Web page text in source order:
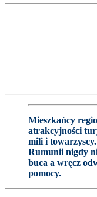
Mieszkańcy
atrakcyjności
mili i
Rumunii nigdy
buca a wręcz
pomocy.